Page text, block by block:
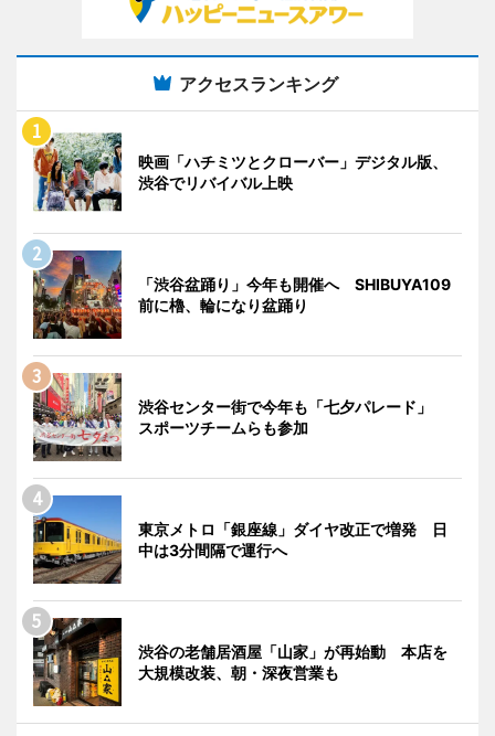
アクセスランキング
映画「ハチミツとクローバー」デジタル版、
渋谷でリバイバル上映
「渋谷盆踊り」今年も開催へ SHIBUYA109
前に櫓、輪になり盆踊り
渋谷センター街で今年も「七夕パレード」
スポーツチームらも参加
東京メトロ「銀座線」ダイヤ改正で増発 日
中は3分間隔で運行へ
渋谷の老舗居酒屋「山家」が再始動 本店を
大規模改装、朝・深夜営業も